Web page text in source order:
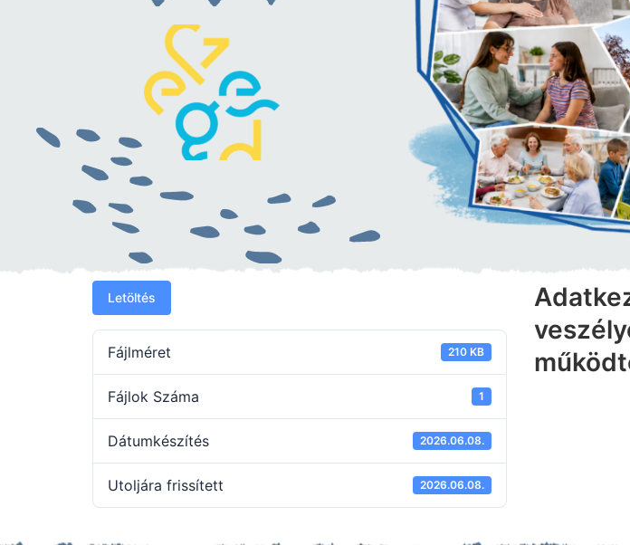
Letöltés
Fájlméret 210 KB
Fájlok Száma 1
Dátumkészítés 2026.06.08.
Utoljára frissített 2026.06.08.